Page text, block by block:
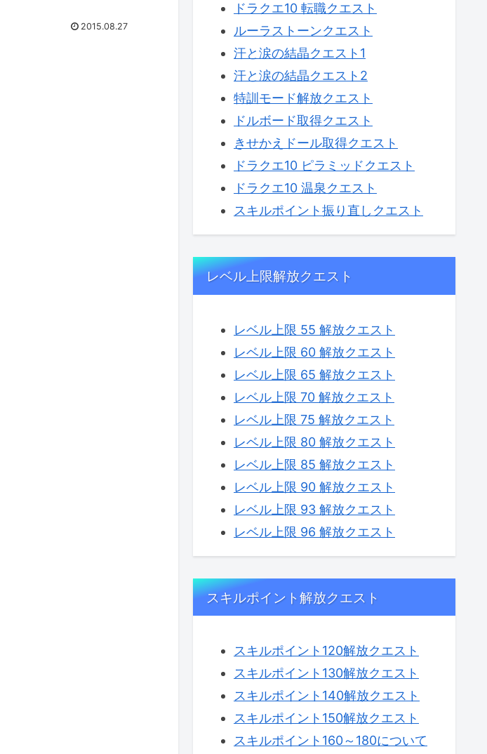
2015.08.27
ドラクエ10 転職クエスト
ルーラストーンクエスト
汗と涙の結晶クエスト1
汗と涙の結晶クエスト2
特訓モード解放クエスト
ドルボード取得クエスト
きせかえドール取得クエスト
ドラクエ10 ピラミッドクエスト
ドラクエ10 温泉クエスト
スキルポイント振り直しクエスト
レベル上限解放クエスト
レベル上限 55 解放クエスト
レベル上限 60 解放クエスト
レベル上限 65 解放クエスト
レベル上限 70 解放クエスト
レベル上限 75 解放クエスト
レベル上限 80 解放クエスト
レベル上限 85 解放クエスト
レベル上限 90 解放クエスト
レベル上限 93 解放クエスト
レベル上限 96 解放クエスト
スキルポイント解放クエスト
スキルポイント120解放クエスト
スキルポイント130解放クエスト
スキルポイント140解放クエスト
スキルポイント150解放クエスト
スキルポイント160～180について